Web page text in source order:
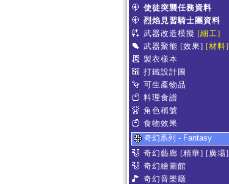
使徒突襲任務資料
烈焰見習騎士團資料
武器改造模擬 [細工]
武器聚能 [效果] [材料]
製衣樣本
打鐵設計圖
可生產物品
料理食譜
角色稱號
食物效果
奇幻系列 - Fantasy
奇幻藝廊 [精華] [廣場]
奇幻繪圖館
奇幻音樂廳